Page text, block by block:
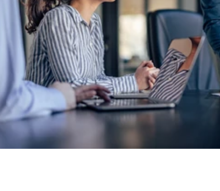
Was sich die Krankenkassen auch ausdenken
- Ipro ist up-to-date. Heften Sie Ihre Verträge
einfach ab. Wir sorgen für fehlerfreie
Abrechnungen. Das ist unsere
Kernkompetenz.
Demo buchen